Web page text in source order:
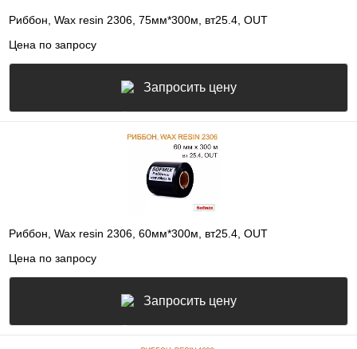
Риббон, Wax resin 2306, 75мм*300м, вт25.4, OUT
Цена по запросу
Запросить цену
Риббон, Wax resin 2306, 60мм*300м, вт25.4, OUT
Цена по запросу
Запросить цену